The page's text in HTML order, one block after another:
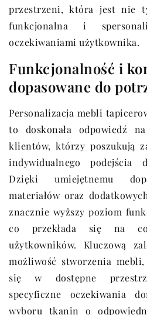
przestrzeni, która jest nie
funkcjonalna i
oczekiwaniami użytkownika.
Funkcjonalność i
dopasowane do
Personalizacja mebli
to doskonała odpowiedź
klientów, którzy poszukują
indywidualnego podejścia
Dzięki umiejętnemu
materiałów oraz
znacznie wyższy poziom
co przekłada się na
użytkowników. Kluczową
możliwość stworzenia
się w dostępne
specyficzne oczekiwania
wyboru tkanin o